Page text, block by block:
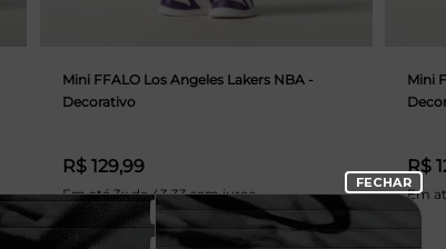
Mini FFALO Los Angeles Lakers NBA -
Decorativo
R$ 129,99
Em até 3x de 43,33 sem juros
Mini
R$
Em